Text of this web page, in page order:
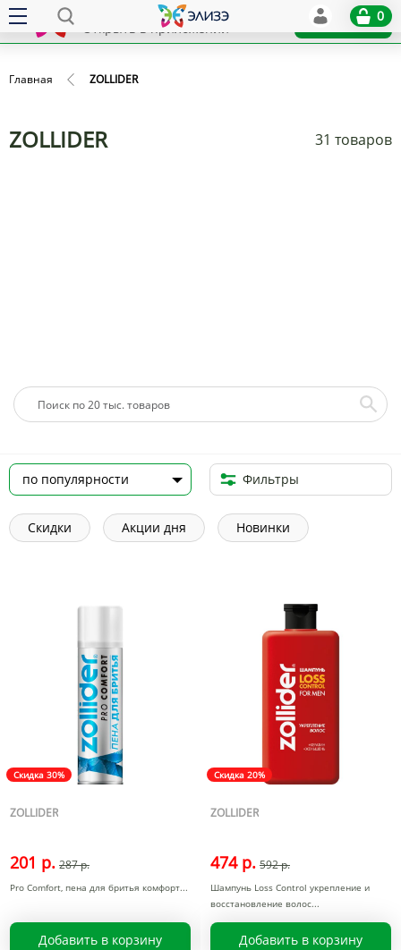
x
Открыть в приложении
Установить
0
Главная ZOLLIDER
ZOLLIDER 31 товаров
Фильтры
Скидки Акции дня Новинки
Скидка 30%
ZOLLIDER
201 р. 287 р.
Pro Comfort, пена для бритья комфорт
Добавить в корзину
Скидка 20%
ZOLLIDER
474 р. 592 р.
Шампунь Loss Control укрепление и
восстановление волос
Добавить в корзину